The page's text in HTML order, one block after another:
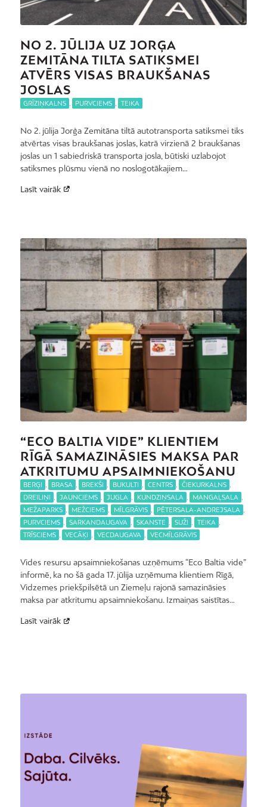
NO 2. JŪLIJA UZ JORĢA
ZEMITĀNA TILTA SATIKSMEI
ATVĒRS VISAS BRAUKŠANAS
JOSLAS
GRĪZIŅKALNS PURVCIEMS TEIKA
No 2. jūlija Jorģa Zemitāna tiltā autotransporta satiksmei tiks
atvērtas visas braukšanas joslas, katrā virzienā 2 braukšanas
joslas un 1 sabiedriskā transporta josla, būtiski uzlabojot
satiksmes plūsmu vienā no noslogotākajiem…
Lasīt vairāk
“ECO BALTIA VIDE” KLIENTIEM
RĪGĀ SAMAZINĀSIES MAKSA PAR
ATKRITUMU APSAIMNIEKOŠANU
BERĢI BRASA BREKŠI BUKULTI CENTRS ČIEKURKALNS
DREILIŅI
JAUNCIEMS JUGLA KUNDZIŅSALA MANGAĻSALA
MEŽAPARKS
MEŽCIEMS MĪLGRĀVIS PĒTERSALA-ANDREJSALA
PURVCIEMS
SARKANDAUGAVA SKANSTE SUŽI TEIKA
TRĪSCIEMS
VECĀĶI VECDAUGAVA VECMĪLGRĀVIS
Vides resursu apsaimniekošanas uzņēmums “Eco Baltia vide”
informē, ka no šā gada 17. jūlija uzņēmuma klientiem Rīgā,
Vidzemes priekšpilsētā un Ziemeļu rajonā samazināsies
maksa par atkritumu apsaimniekošanu. Izmaiņas saistītas…
Lasīt vairāk